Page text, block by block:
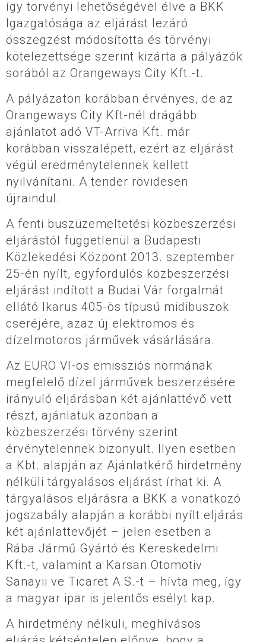
így törvényi lehetőségével élve a BKK
Igazgatósága az eljárást lezáró
összegzést módosította és törvényi
kötelezettsége szerint kizárta a pályázók
sorából az Orangeways City Kft.-t.
A pályázaton korábban érvényes, de az
Orangeways City Kft-nél drágább
ajánlatot adó VT-Arriva Kft. már
korábban visszalépett, ezért az eljárást
végül eredménytelennek kellett
nyilvánítani. A tender rövidesen
újraindul.
A fenti buszüzemeltetési közbeszerzési
eljárástól függetlenül a Budapesti
Közlekedési Központ 2013. szeptember
25-én nyílt, egyfordulós közbeszerzési
eljárást indított a Budai Vár forgalmát
ellátó Ikarus 405-ös típusú midibuszok
cseréjére, azaz új elektromos és
dízelmotoros járművek vásárlására.
Az EURO VI-os emissziós normának
megfelelő dízel járművek beszerzésére
irányuló eljárásban két ajánlattévő vett
részt, ajánlatuk azonban a
közbeszerzési törvény szerint
érvénytelennek bizonyult. Ilyen esetben
a Kbt. alapján az Ajánlatkérő hirdetmény
nélküli tárgyalásos eljárást írhat ki. A
tárgyalásos eljárásra a BKK a vonatkozó
jogszabály alapján a korábbi nyílt eljárás
két ajánlattevőjét – jelen esetben a
Rába Jármű Gyártó és Kereskedelmi
Kft.-t, valamint a Karsan Otomotiv
Sanayii ve Ticaret A.S.-t – hívta meg, így
a magyar ipar is jelentős esélyt kap.
A hirdetmény nélküli, meghívásos